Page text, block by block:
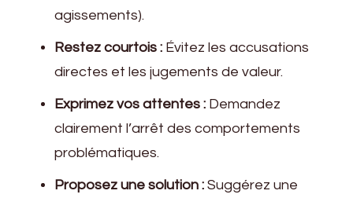
agissements).
Restez courtois : Évitez les accusations
directes et les jugements de valeur.
Exprimez vos attentes : Demandez
clairement l’arrêt des comportements
problématiques.
Proposez une solution : Suggérez une